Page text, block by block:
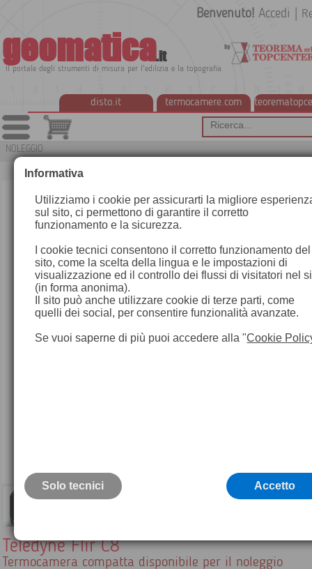
geomatica.it
Il portale degli strumenti di misura per l'edilizia e la topografia
disto.it termocamere.com
Benvenuto! Accedi
NOLEGGIO
Teledyne Flir C8
Termocamera compatta disponibile per il noleggio
Informativa
Utilizziamo i cookie per assicurarti la migliore
sul sito, ci permettono di garantire il corretto
funzionamento e la sicurezza.
I cookie tecnici consentono il corretto funzionamento del
sito, come la scelta della lingua e le impostazioni di
visualizzazione ed il controllo dei flussi di visitatori nel
(in forma anonima).
Il sito può anche utilizzare cookie di terze parti, come
quelli dei social, per consentire funzionalità avanzate.
Se vuoi saperne di più puoi accedere alla "Cookie
Solo tecnici Accetto